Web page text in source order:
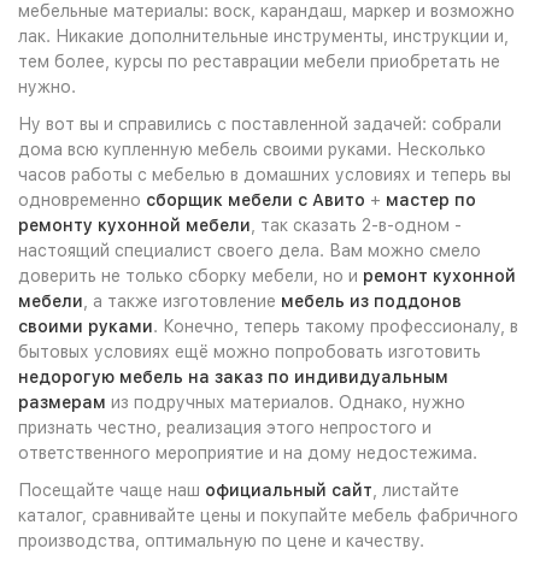
мебельные материалы: воск, карандаш, маркер и возможно
лак. Никакие дополнительные инструменты, инструкции и,
тем более, курсы по реставрации мебели приобретать не
нужно.
Ну вот вы и справились с поставленной задачей: собрали
дома всю купленную мебель своими руками. Несколько
часов работы с мебелью в домашних условиях и теперь вы
одновременно сборщик мебели с Авито + мастер по
ремонту кухонной мебели , так сказать 2-в-одном -
настоящий специалист своего дела. Вам можно смело
доверить не только сборку мебели, но и ремонт кухонной
мебели , а также изготовление мебель из поддонов
своими руками. Конечно, теперь такому профессионалу, в
бытовых условиях ещё можно попробовать изготовить
недорогую мебель на заказ по индивидуальным
размерам из подручных материалов. Однако, нужно
признать честно, реализация этого непростого и
ответственного мероприятие и на дому недостежима.
Посещайте чаще наш официальный сайт , листайте
каталог, сравнивайте цены и покупайте мебель фабричного
производства, оптимальную по цене и качеству.